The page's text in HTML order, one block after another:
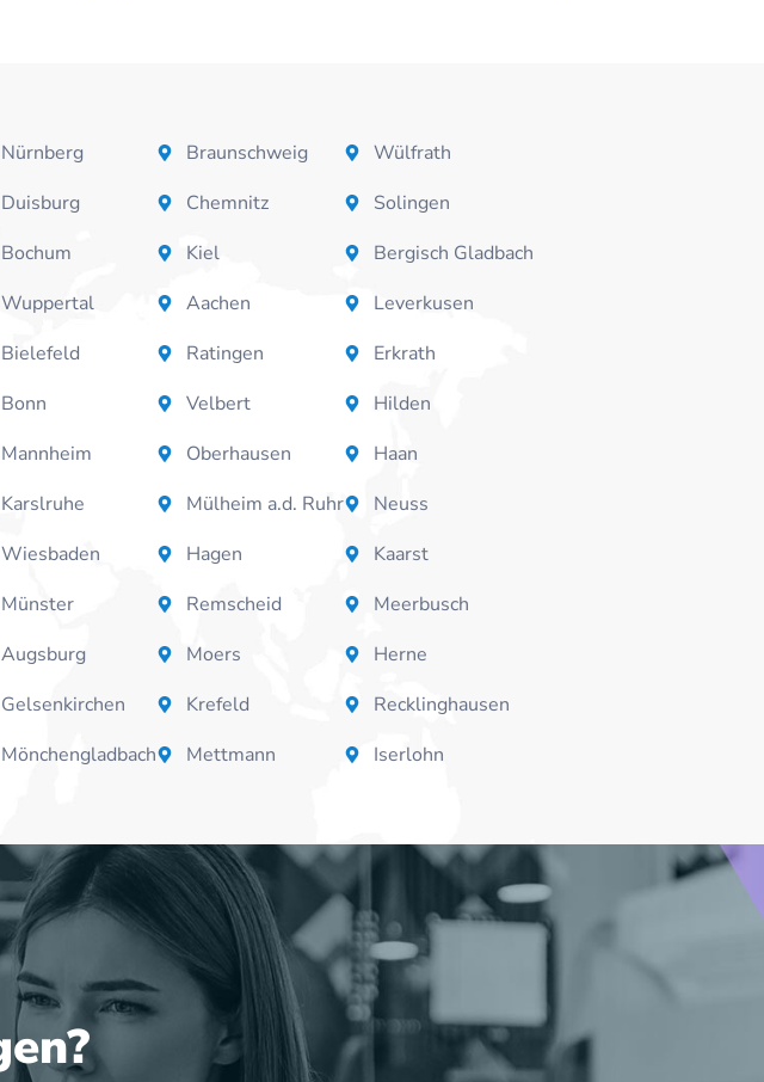
Nürnberg
Duisburg
Bochum
Wuppertal
Bielefeld
Bonn
Mannheim
Karslruhe
Wiesbaden
Münster
Augsburg
Gelsenkirchen
Mönchengladbach
Braunschweig
Chemnitz
Kiel
Aachen
Ratingen
Velbert
Oberhausen
Mülheim a.d. Ruhr
Hagen
Remscheid
Moers
Krefeld
Mettmann
Wülfrath
Solingen
Bergisch Gladbach
Leverkusen
Erkrath
Hilden
Haan
Neuss
Kaarst
Meerbusch
Herne
Recklinghausen
Iserlohn